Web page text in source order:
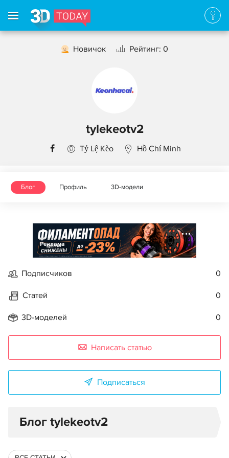
Новичок Рейтинг: 0
tylekeotv2
Tỷ Lệ Kèo Hồ Chí Minh
Блог Профиль 3D-модели
Реклама
Подписчиков 0
Статей 0
3D-моделей 0
Написать статью
Подписаться
Блог tylekeotv2